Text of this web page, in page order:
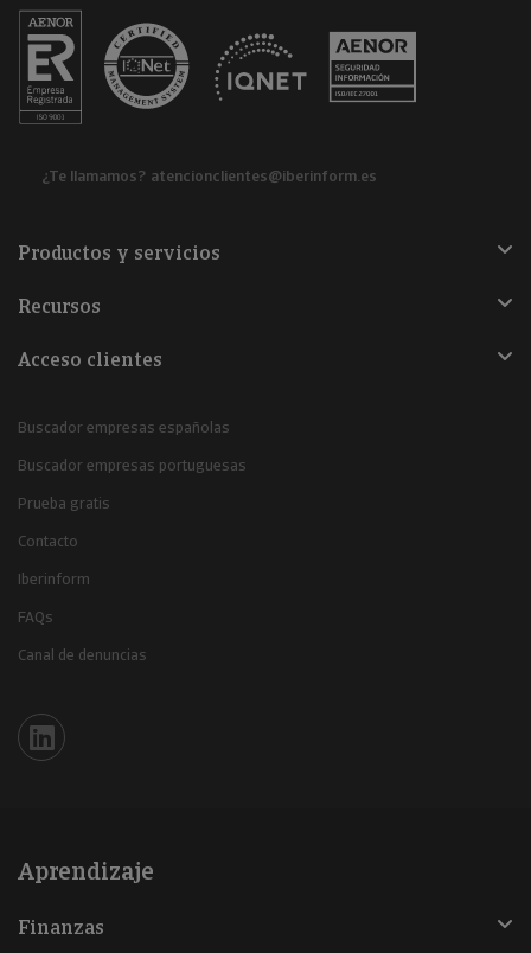
¿Te llamamos? atencionclientes@iberinform.es
Productos y servicios
Recursos
Acceso clientes
Buscador empresas españolas
Buscador empresas portuguesas
Prueba gratis
Contacto
Iberinform
FAQs
Canal de denuncias
Iberinform en Linkedin
Aprendizaje
Finanzas